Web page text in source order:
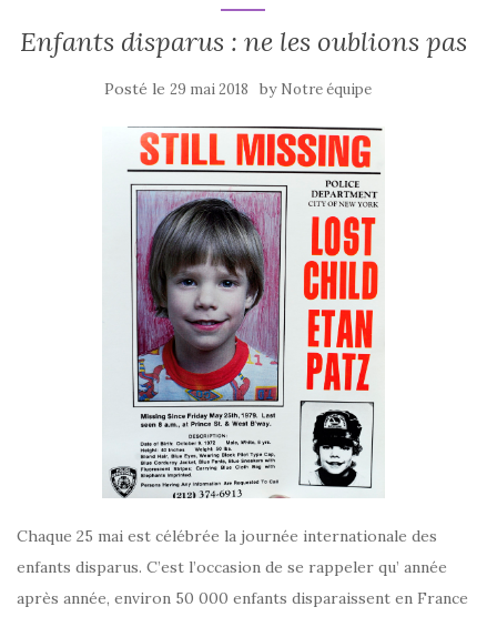
Enfants disparus : ne les oublions pas
Posté le 29 mai 2018 by Notre équipe
Chaque 25 mai est célébrée la journée internationale des
enfants disparus. C’est l’occasion de se rappeler qu’ année
après année, environ 50 000 enfants disparaissent en France